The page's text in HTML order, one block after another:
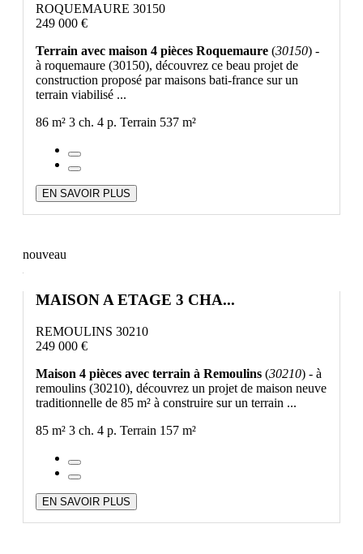
ROQUEMAURE 30150
249 000 €
Terrain avec maison 4 pièces Roquemaure (30150) -
à roquemaure (30150), découvrez ce beau projet de
construction proposé par maisons bati-france sur un
terrain viabilisé ...
86 m² 3 ch. 4 p. Terrain 537 m²
EN SAVOIR PLUS
nouveau
MAISON A ETAGE 3 CHA...
REMOULINS 30210
249 000 €
Maison 4 pièces avec terrain à Remoulins (30210) - à
remoulins (30210), découvrez un projet de maison neuve
traditionnelle de 85 m² à construire sur un terrain ...
85 m² 3 ch. 4 p. Terrain 157 m²
EN SAVOIR PLUS